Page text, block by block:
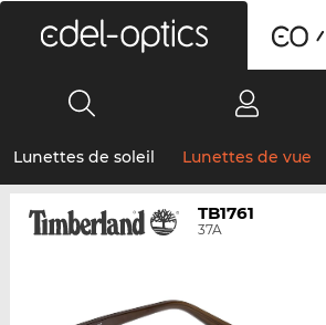
Lunettes de soleil Lunettes de vue
TB1761
37A